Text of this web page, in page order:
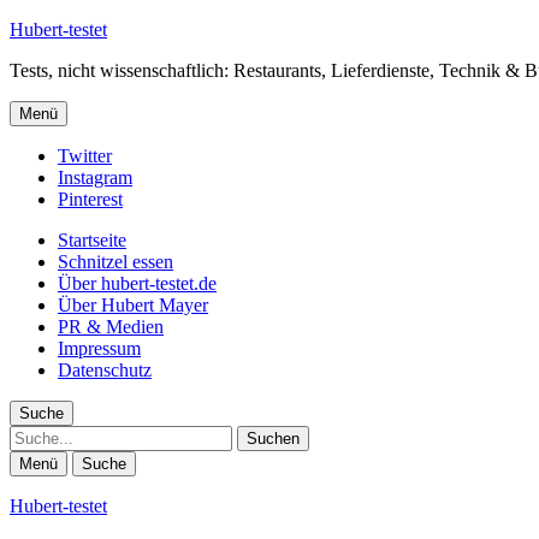
Hubert-testet
Tests, nicht wissenschaftlich: Restaurants, Lieferdienste, Technik &
Menü
Twitter
Instagram
Pinterest
Startseite
Schnitzel essen
Über hubert-testet.de
Über Hubert Mayer
PR & Medien
Impressum
Datenschutz
Suche
Suche
Menü Suche
Hubert-testet